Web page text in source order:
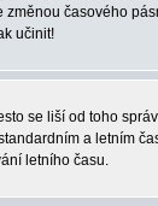
časového
učinit!
se liší od toho
a letním
letního času.